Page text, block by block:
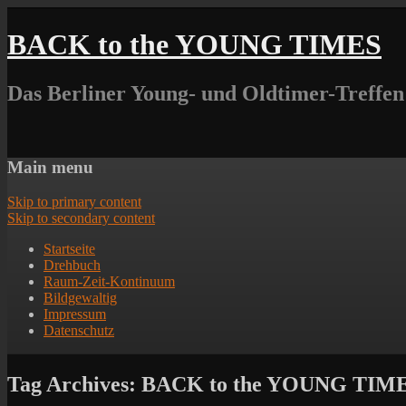
BACK to the YOUNG TIMES
Das Berliner Young- und Oldtimer-Treffen
Main menu
Skip to primary content
Skip to secondary content
Startseite
Drehbuch
Raum-Zeit-Kontinuum
Bildgewaltig
Impressum
Datenschutz
Tag Archives: BACK to the YOUNG